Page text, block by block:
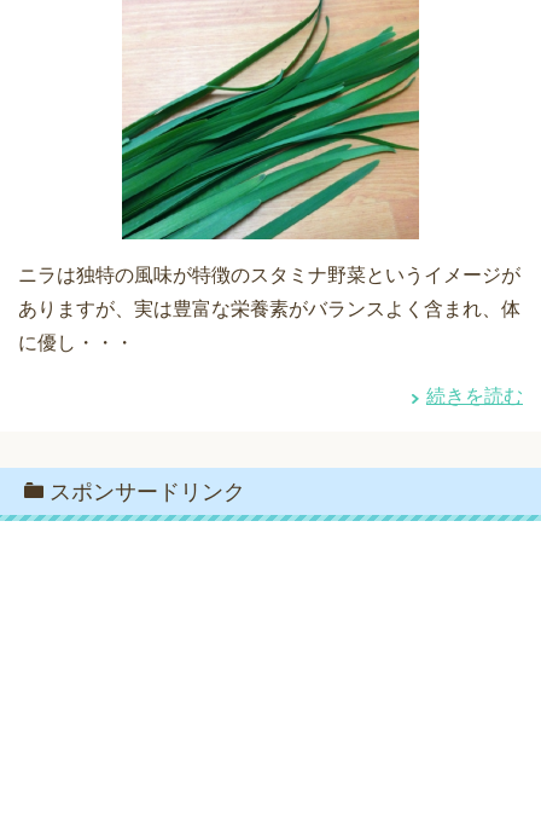
ニラは独特の風味が特徴のスタミナ野菜というイメージが
ありますが、実は豊富な栄養素がバランスよく含まれ、体
に優し・・・
続きを読む
スポンサードリンク